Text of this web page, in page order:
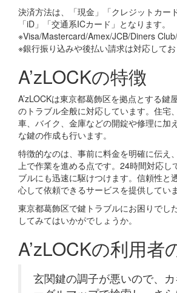
決済方法は、「現金」「クレジットカー
「iD」「交通系ICカード」となります。
※Visa/Mastercard/Amex/JCB/Diners
※銀行振り込みや後払い請求は対応して
A’zLOCKの特徴
A’zLOCKは東京都葛飾区を拠点とする鍵
のトラブル全般に対応しています。住宅
車、バイク、金庫などの開錠や修理に加
な鍵の作成も行います。
特徴的なのは、事前に料金を明確に伝え
上で作業を進める点です。24時間対応し
ブルにも迅速に駆けつけます。信頼性と
心して依頼できるサービスを提供していま
東京都葛飾区で鍵トラブルにお困りでし
してみてはいかがでしょうか。
A’zLOCKの利用者
玄関鍵の調子が悪いので、